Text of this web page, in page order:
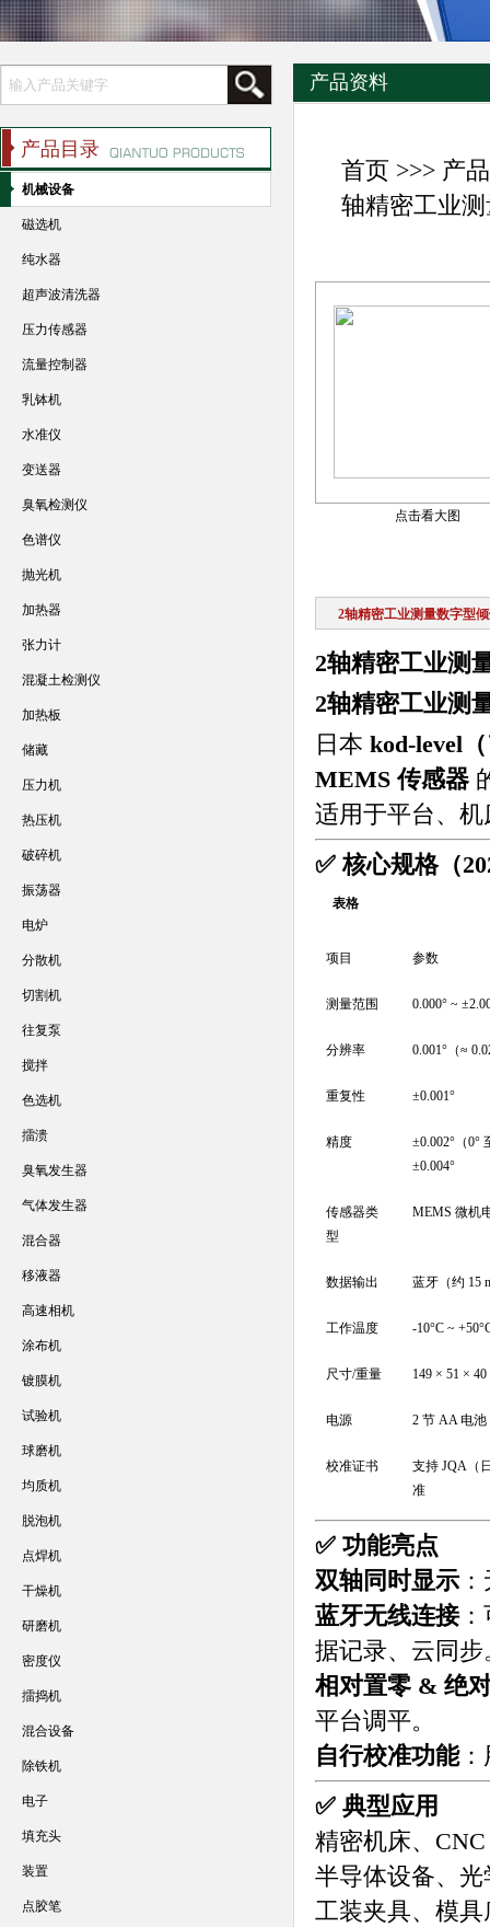
产品资料
首页 >>> 产
轴精密工业
点击看大图
2轴精密工业测量数字型
2轴精密工业测
2轴精密工业测
日本 kod-level
MEMS 传感器
适用于平台、
✅ 核心规格（
表格
项目 参数
测量范围 0.000° ~
分辨率 0.001°（≈
重复性 ±0.001°
精度
±0.002°（0°
±0.004°
传感器类
型
MEMS 微机
数据输出 蓝牙（约 15
工作温度 -10°C ~
尺寸/重量 149 × 51 ×
电源 2 节 AA 电池
校准证书
支持 JQA（
准
✅ 功能亮点
双轴同时显示：
蓝牙无线连接：
据记录、云同步
相对置零 & 绝
平台调平。
自行校准功能：
✅ 典型应用
精密机床、
半导体设备、
工装夹具、模
产品目录
机械设备
磁选机
纯水器
超声波清洗器
压力传感器
流量控制器
乳钵机
水准仪
变送器
臭氧检测仪
色谱仪
抛光机
加热器
张力计
混凝土检测仪
加热板
储藏
压力机
热压机
破碎机
振荡器
电炉
分散机
切割机
往复泵
搅拌
色选机
擂溃
臭氧发生器
气体发生器
混合器
移液器
高速相机
涂布机
镀膜机
试验机
球磨机
均质机
脱泡机
点焊机
干燥机
研磨机
密度仪
擂捣机
混合设备
除铁机
电子
填充头
装置
点胶笔